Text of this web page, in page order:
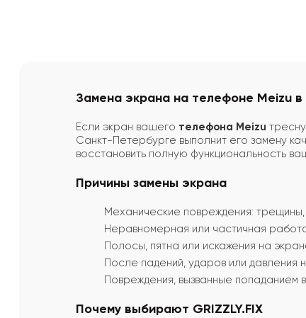
Замена экрана на телефоне Meizu
Если экран вашего телефона Meizu
Санкт-Петербурге выполнит его замену
восстановить полную функциональность
Причины замены экрана
Механические повреждения:
Неравномерная или частичная
Полосы, пятна или искажения на
После падений, ударов или давления
Повреждения, вызванные попаданием
Почему выбирают GRIZZLY.FIX